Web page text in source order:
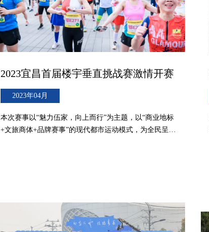
2023宜昌首届楼宇垂直挑战赛激情开赛
2023年04月
本次赛事以“魅力伍家，向上而行”为主题，以“商业地标
+文旅商体+品牌赛事”的现代都市运动模式，为全民呈现